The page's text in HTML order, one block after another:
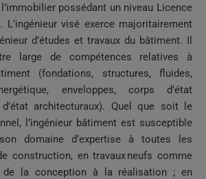
possédant un niveau Licence
L’ingénieur visé exerce majoritairement
d’études et travaux du bâtiment. Il
large de compétences relatives à
(fondations, structures, fluides,
enveloppes, corps d’état
architecturaux). Quel que soit le
l’ingénieur bâtiment est susceptible
domaine d’expertise à toutes les
construction, en travaux neufs comme
de la conception à la réalisation ; en